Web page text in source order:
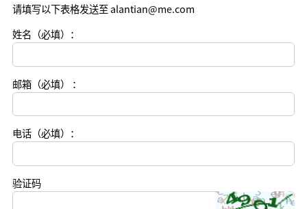
请填写以下表格发送至 alantian@me.com
姓名（必填）：
邮箱（必填） ：
电话（必填）：
验证码